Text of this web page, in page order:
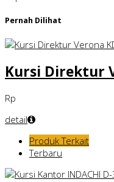
Pernah Dilihat
Kursi Direktur
Rp
detail
Produk Terkait
Terbaru